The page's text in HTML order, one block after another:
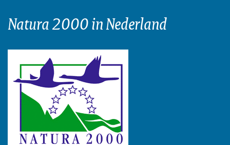
Natura 2000 in Nederland